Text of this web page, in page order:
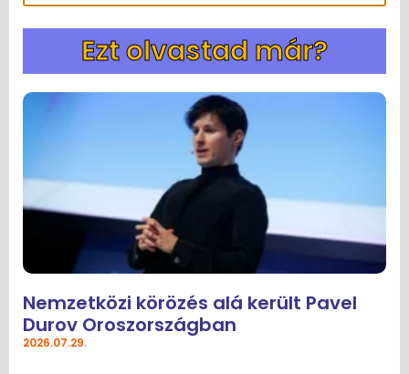
Ezt olvastad már?
Nemzetközi körözés alá került Pavel
Durov Oroszországban
2026.07.29.